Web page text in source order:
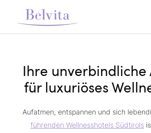
Ihre unverbindliche
für luxuriöses
Aufatmen, entspannen und sich
führenden Wellnesshotels Südtirols